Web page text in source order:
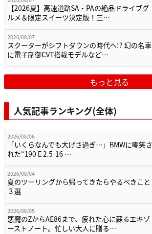
【2026夏】高速道路SA・PAの絶品ドライブグ
ルメ＆限定スイーツ決定版！三…
2026/08/07
スクーターがシフトダウンの時代へ!? 幻の名車
に電子制御CVT搭載モデルなど…
もっと見る
人気記事ランキング(全体)
2026/08/06
「いくらなんでも大げさ過ぎ…」BMWに嘲笑さ
れた“190 E 2.5-16 …
2026/08/04
夏のツーリングから帰ってきたらやるべきこと
３選
2026/08/05
悪魔のZからAE86まで、疲れた心に蘇るエキゾ
ーストノート。忙しい大人に贈る…